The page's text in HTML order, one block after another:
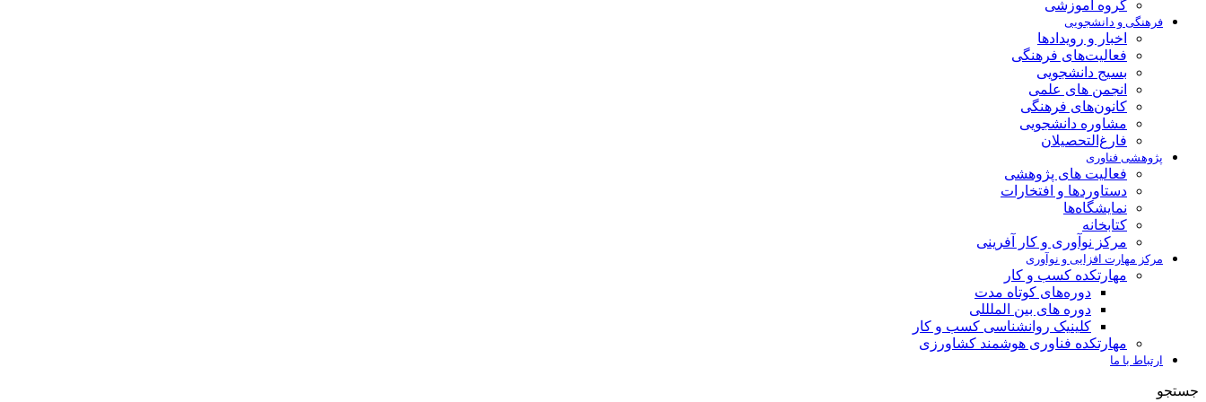
گروه آموزشی
فرهنگی و دانشجویی
اخبار و رویدادها
فعالیت‌های فرهنگی
بسیج دانشجویی
انجمن های علمی
کانون‌های فرهنگی
مشاوره دانشجویی
فارغ‌التحصیلان
پژوهشی فناوری
فعالیت های پژوهشی
دستاوردها و افتخارات
نمایشگاه‌ها
کتابخانه
مرکز نوآوری و کار آفرینی
مرکز مهارت افزایی و نوآوری
مهارتکده کسب و کار
دوره‌های کوتاه مدت
دوره های بین الملللی
کلینیک روانشناسی کسب و کار
مهارتکده فناوری هوشمند کشاورزی
ارتباط با ما
جستجو